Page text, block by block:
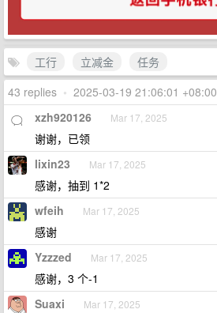
工行 立减金
任务
43 replies • 2025-03-19 21:06:01 +08:00
xzh920126 Mar 17, 2025
谢谢，已领
lixin23 Mar 17, 2025
感谢，抽到 1*2
wfeih Mar 17, 2025
感谢
Yzzzed Mar 17, 2025
感谢，3 个-1
Suaxi Mar 17, 2025